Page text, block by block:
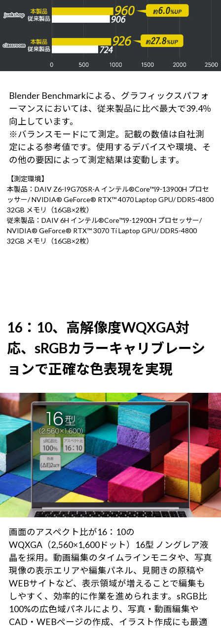
Blender Benchmarkによる、グラフィックスパフォ
ーマンスにおいては、従来製品に比べ最大で39.4％
向上しています。
※バランスモードにて測定。記載の数値は自社測
定による参考値です。使用するデバイスや環境、そ
の他の要因によって測定結果は変動します。
【測定環境】
本製品：DAIV Z6-I9G70SR-A インテル®Core™i9-13900H プロセ
ッサー/ NVIDIA® GeForce® RTX™ 4070 Laptop GPU/ DDR5-4800
32GB メモリ（16GB×2枚）
従来製品：DAIV 6H インテル®Core™i9-12900H プロセッサー/
NVIDIA® GeForce® RTX™ 3070 Ti Laptop GPU/ DDR5-4800
32GB メモリ（16GB×2枚）
16：10、高解像度WQXGA対
応、sRGBカラーキャリブレーシ
ョンで正確な色表現を実現
画面のアスペクト比が16：10の
WQXGA（2,560×1,600ドット）16型 ノングレア液
晶を採用。動画編集のタイムラインモニタや、写真
現像の表示エリアや編集パネル、見開きの原稿や
WEBサイトなど、表示領域が増えることで編集も
しやすく、効率的に作業を進められます。sRGB比
100%の広色域パネルにより、写真・動画編集や
CAD・WEBページの作成、イラスト作成にも最適